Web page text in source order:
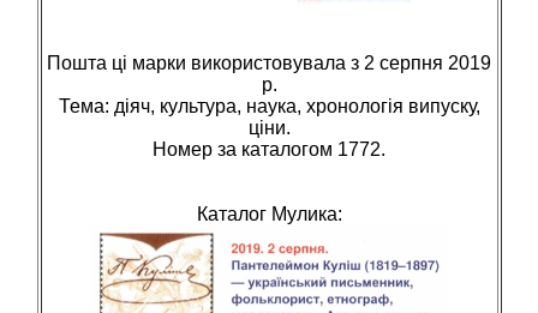
Пошта ці марки використовувала з 2 серпня 2019
р.
Тема: дiяч, культура, наука, хронологiя випуску,
цiни.
Номер за каталогом 1772.
Каталог Мулика: